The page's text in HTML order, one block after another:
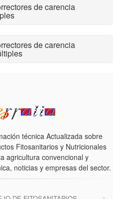
de carencia
de carencia
técnica Actualizada sobre
Fitosanitarios y Nutricionales
agricultura convencional y
noticias y empresas del sector.